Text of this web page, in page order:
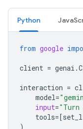
Python
from google
client = genai .
interaction =
model=
input=
tools= [
)